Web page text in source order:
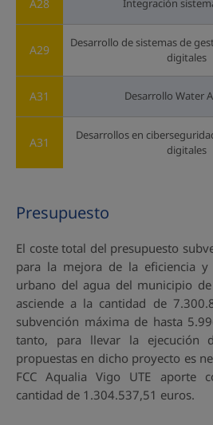
A28 Integración
A29
Desarrollo de sistemas de
digitales
A31 Desarrollo Water
A31
Desarrollos en
digitales
Presupuesto
El coste total del presupuesto
para la mejora de la eficiencia y
urbano del agua del municipio
asciende a la cantidad de
subvención máxima de hasta
tanto, para llevar la ejecución
propuestas en dicho proyecto es
FCC Aqualia Vigo UTE aporte
cantidad de 1.304.537,51 euros.